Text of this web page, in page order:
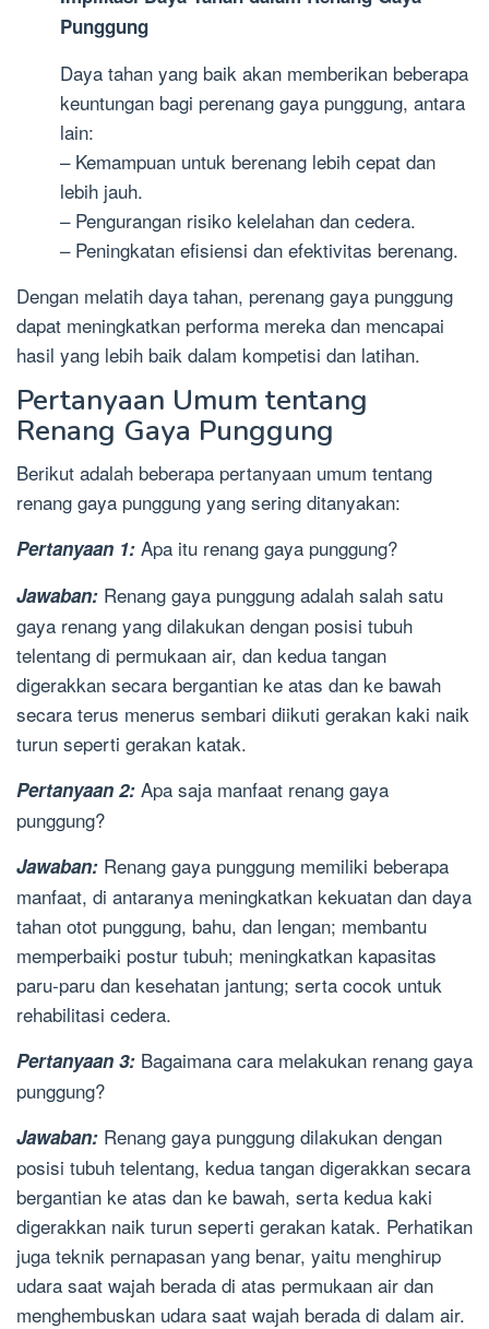
Punggung
Daya tahan yang baik akan memberikan beberapa
keuntungan bagi perenang gaya punggung, antara
lain:
– Kemampuan untuk berenang lebih cepat dan
lebih jauh.
– Pengurangan risiko kelelahan dan cedera.
– Peningkatan efisiensi dan efektivitas berenang.
Dengan melatih daya tahan, perenang gaya punggung
dapat meningkatkan performa mereka dan mencapai
hasil yang lebih baik dalam kompetisi dan latihan.
Pertanyaan Umum tentang
Renang Gaya Punggung
Berikut adalah beberapa pertanyaan umum tentang
renang gaya punggung yang sering ditanyakan:
Pertanyaan 1: Apa itu renang gaya punggung?
Jawaban: Renang gaya punggung adalah salah satu
gaya renang yang dilakukan dengan posisi tubuh
telentang di permukaan air, dan kedua tangan
digerakkan secara bergantian ke atas dan ke bawah
secara terus menerus sembari diikuti gerakan kaki naik
turun seperti gerakan katak.
Pertanyaan 2: Apa saja manfaat renang gaya
punggung?
Jawaban: Renang gaya punggung memiliki beberapa
manfaat, di antaranya meningkatkan kekuatan dan daya
tahan otot punggung, bahu, dan lengan; membantu
memperbaiki postur tubuh; meningkatkan kapasitas
paru-paru dan kesehatan jantung; serta cocok untuk
rehabilitasi cedera.
Pertanyaan 3: Bagaimana cara melakukan renang gaya
punggung?
Jawaban: Renang gaya punggung dilakukan dengan
posisi tubuh telentang, kedua tangan digerakkan secara
bergantian ke atas dan ke bawah, serta kedua kaki
digerakkan naik turun seperti gerakan katak. Perhatikan
juga teknik pernapasan yang benar, yaitu menghirup
udara saat wajah berada di atas permukaan air dan
menghembuskan udara saat wajah berada di dalam air.